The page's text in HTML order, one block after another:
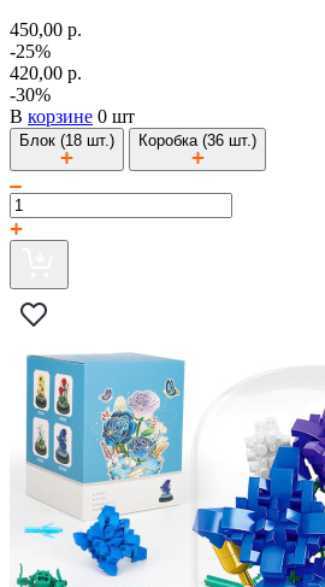
450,00 р.
-25%
420,00 р.
-30%
В корзине 0 шт
Блок (18 шт.) Коробка (36 шт.)